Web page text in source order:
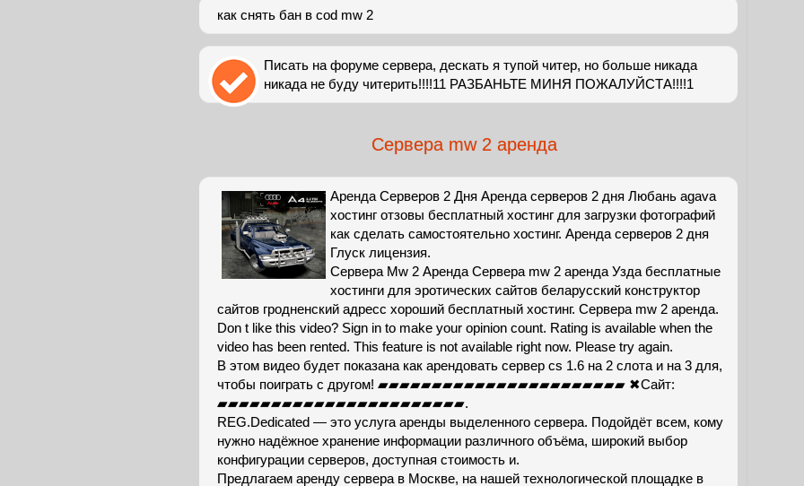
как снять бан в cod mw 2
Писать на форуме сервера, дескать я тупой читер, но больше никада
никада не буду читерить!!!!11 РАЗБАНЬТЕ МИНЯ ПОЖАЛУЙСТА!!!!1
Сервера mw 2 аренда
Аренда Серверов 2 Дня Аренда серверов 2 дня Любань agava
хостинг отзовы бесплатный хостинг для загрузки фотографий
как сделать самостоятельно хостинг. Аренда серверов 2 дня
Глуск лицензия.
Сервера Mw 2 Аренда Сервера mw 2 аренда Узда бесплатные
хостинги для эротических сайтов беларусский конструктор
сайтов гродненский адресс хороший бесплатный хостинг. Сервера mw 2 аренда.
Don t like this video? Sign in to make your opinion count. Rating is available when the
video has been rented. This feature is not available right now. Please try again.
В этом видео будет показана как арендовать сервер cs 1.6 на 2 слота и на 3 для,
чтобы поиграть с другом! ▰▰▰▰▰▰▰▰▰▰▰▰▰▰▰▰▰▰▰▰▰▰▰ ✖Сайт:
▰▰▰▰▰▰▰▰▰▰▰▰▰▰▰▰▰▰▰▰▰▰▰.
REG.Dedicated — это услуга аренды выделенного сервера. Подойдёт всем, кому
нужно надёжное хранение информации различного объёма, широкий выбор
конфигурации серверов, доступная стоимость и.
Предлагаем аренду сервера в Москве, на нашей технологической площадке в